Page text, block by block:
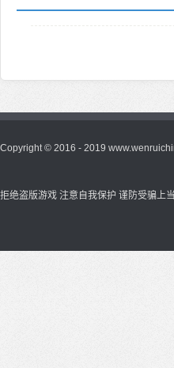
Copyright © 2016 - 2019
拒绝盗版游戏 注意自我保护 谨防受骗上